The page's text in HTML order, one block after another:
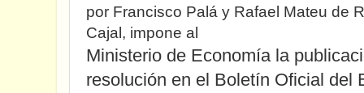
por Francisco Palá y Rafael Mateu de
Cajal, impone al
Ministerio de Economía la
resolución en el Boletín Oficial del